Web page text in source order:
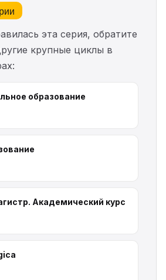
эта серия, обратите
крупные циклы в
образование
Академический курс